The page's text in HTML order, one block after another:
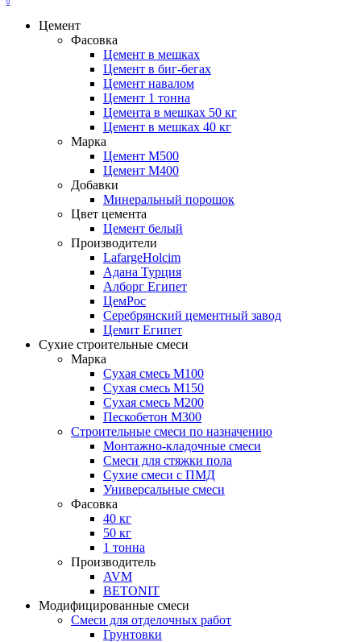
0
Цемент
Фасовка
Цемент в мешках
Цемент в биг-бегах
Цемент навалом
Цемент 1 тонна
Цемента в мешках 50 кг
Цемент в мешках 40 кг
Марка
Цемент М500
Цемент М400
Добавки
Минеральный порошок
Цвет цемента
Цемент белый
Производители
LafargeHolcim
Адана Турция
Алборг Египет
ЦемРос
Серебрянский цементный завод
Цемит Египет
Сухие строительные смеси
Марка
Сухая смесь М100
Сухая смесь М150
Сухая смесь М200
Пескобетон М300
Строительные смеси по назначению
Монтажно-кладочные смеси
Смеси для стяжки пола
Сухие смеси с ПМД
Универсальные смеси
Фасовка
40 кг
50 кг
1 тонна
Производитель
AVM
BETONIT
Модифицированные смеси
Смеси для отделочных работ
Грунтовки